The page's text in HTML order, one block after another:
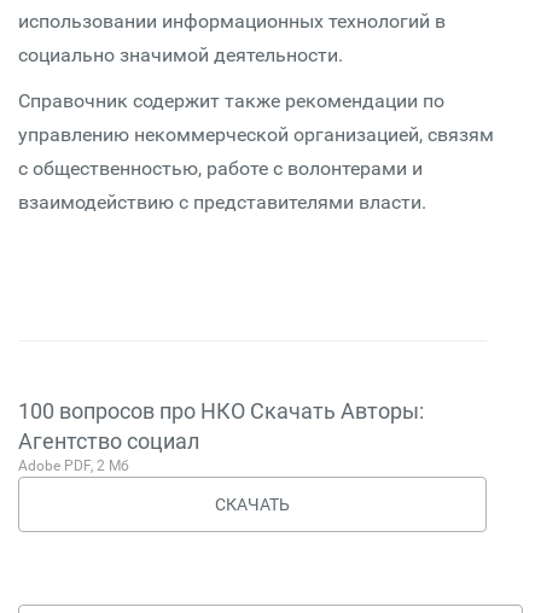
использовании информационных технологий в
социально значимой деятельности.
Справочник содержит также рекомендации по
управлению некоммерческой организацией, связям
с общественностью, работе с волонтерами и
взаимодействию с представителями власти.
100 вопросов про НКО Скачать Авторы:
Агентство социал
Adobe PDF, 2 Мб
СКАЧАТЬ